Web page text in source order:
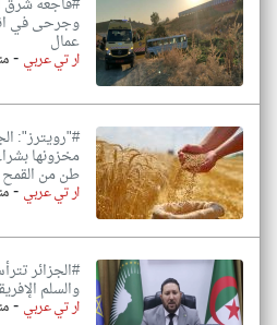
وجرحى في
عمال
ار تي عربي -
#"رويترز":
طن من القمح
ار تي عربي -
#الجزائر
والسلم
ار تي عربي -